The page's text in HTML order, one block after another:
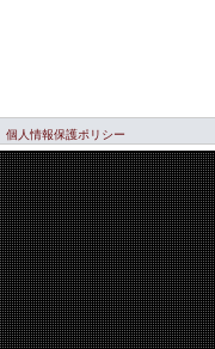
個人情報保護ポリシー